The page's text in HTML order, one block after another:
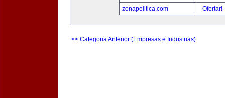
zonapolitica.com
Ofertar!
<< Categoria Anterior (Empresas e Industrias)